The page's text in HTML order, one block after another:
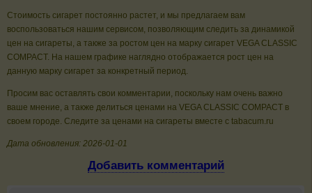
Стоимость сигарет постоянно растет, и мы предлагаем вам
воспользоваться нашим сервисом, позволяющим следить за динамикой
цен на сигареты, а также за ростом цен на марку сигарет VEGA CLASSIC
COMPACT. На нашем графике наглядно отображается рост цен на
данную марку сигарет за конкретный период.
Просим вас оставлять свои комментарии, поскольку нам очень важно
ваше мнение, а также делиться ценами на VEGA CLASSIC COMPACT в
своем городе. Следите за ценами на сигареты вместе с tabacum.ru
Дата обновления: 2026-01-01
Добавить комментарий